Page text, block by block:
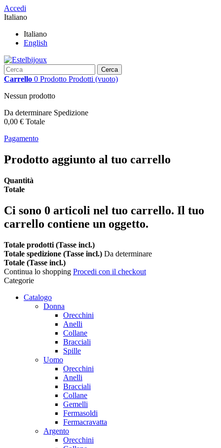
Accedi
Italiano
Italiano
English
Cerca
Carrello 0 Prodotto Prodotti (vuoto)
Nessun prodotto
Da determinare Spedizione
0,00 € Totale
Pagamento
Prodotto aggiunto al tuo carrello
Quantità
Totale
Ci sono 0 articoli nel tuo carrello. Il tuo
carrello contiene un oggetto.
Totale prodotti (Tasse incl.)
Totale spedizione (Tasse incl.) Da determinare
Totale (Tasse incl.)
Continua lo shopping Procedi con il checkout
Categorie
Catalogo
Donna
Orecchini
Anelli
Collane
Bracciali
Spille
Uomo
Orecchini
Anelli
Bracciali
Collane
Gemelli
Fermasoldi
Fermacravatta
Argento
Orecchini